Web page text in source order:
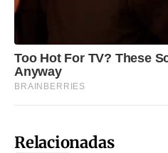
Relacionadas